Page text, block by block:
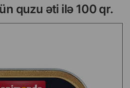
quzu əti ilə 100 qr.